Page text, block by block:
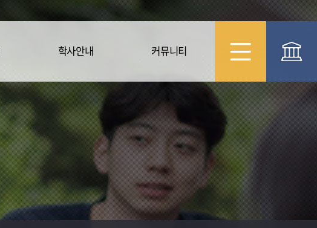
학사안내
학사일정
장학제도
커뮤니티
공지사항
자료실
사진첩
Q&A
FAQ
학과게시판